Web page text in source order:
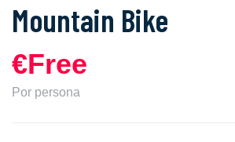
Mountain Bike
€Free
Por persona